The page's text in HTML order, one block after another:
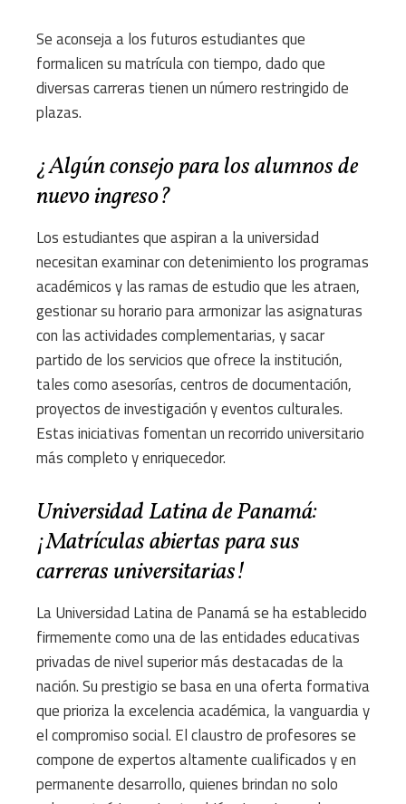
Se aconseja a los futuros estudiantes que
formalicen su matrícula con tiempo, dado que
diversas carreras tienen un número restringido de
plazas.
¿Algún consejo para los alumnos de
nuevo ingreso?
Los estudiantes que aspiran a la universidad
necesitan examinar con detenimiento los programas
académicos y las ramas de estudio que les atraen,
gestionar su horario para armonizar las asignaturas
con las actividades complementarias, y sacar
partido de los servicios que ofrece la institución,
tales como asesorías, centros de documentación,
proyectos de investigación y eventos culturales.
Estas iniciativas fomentan un recorrido universitario
más completo y enriquecedor.
Universidad Latina de Panamá:
¡Matrículas abiertas para sus
carreras universitarias!
La Universidad Latina de Panamá se ha establecido
firmemente como una de las entidades educativas
privadas de nivel superior más destacadas de la
nación. Su prestigio se basa en una oferta formativa
que prioriza la excelencia académica, la vanguardia y
el compromiso social. El claustro de profesores se
compone de expertos altamente cualificados y en
permanente desarrollo, quienes brindan no solo